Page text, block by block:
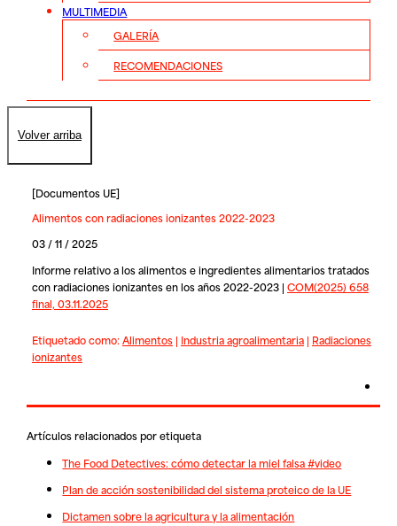
MULTIMEDIA
GALERÍA
RECOMENDACIONES
Volver arriba
[Documentos UE]
Alimentos con radiaciones ionizantes 2022-2023
03 / 11 / 2025
Informe relativo a los alimentos e ingredientes alimentarios tratados
con radiaciones ionizantes en los años 2022-2023 | COM(2025) 658
final, 03.11.2025
Etiquetado como:Alimentos| Industria agroalimentaria| Radiaciones
ionizantes
Artículos relacionados por etiqueta
The Food Detectives: cómo detectar la miel falsa #video
Plan de acción sostenibilidad del sistema proteico de la UE
Dictamen sobre la agricultura y la alimentación